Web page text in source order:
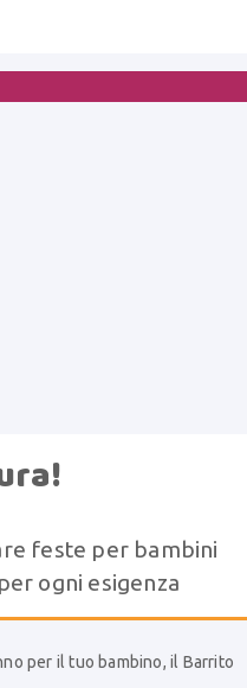
feste per bambini
ogni esigenza
per il tuo bambino, il Barrito